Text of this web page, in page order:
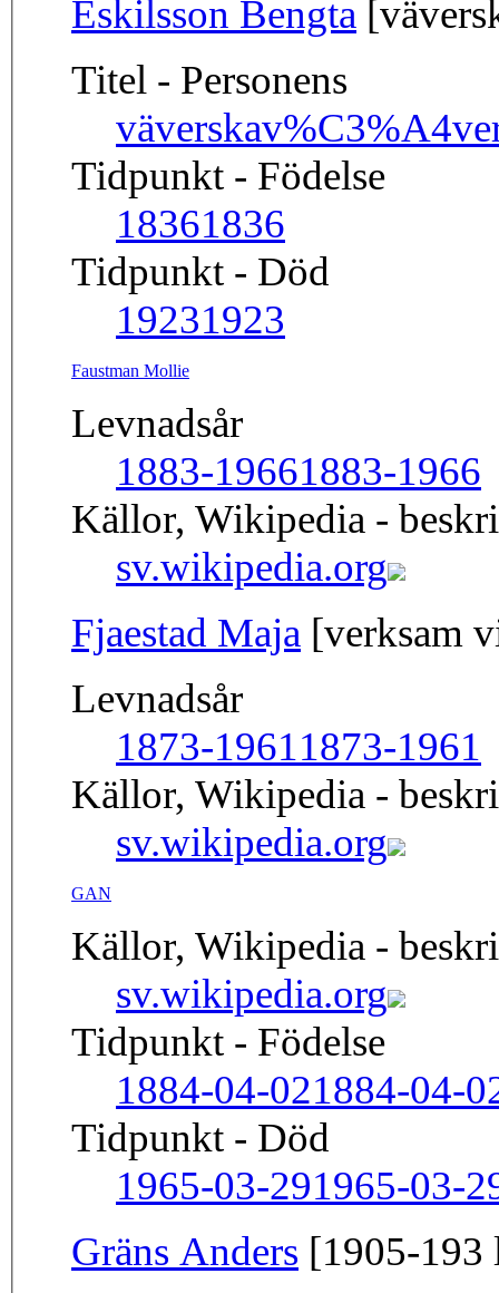
Eskilsson Bengta
Titel - Personens
väverska
Tidpunkt - Födelse
18361836
Tidpunkt - Död
19231923
Faustman Mollie
Levnadsår
1883-19661883-1966
Källor, Wikipedia -
sv.wikipedia.org
Fjaestad Maja [verksam
Levnadsår
1873-19611873-1961
Källor, Wikipedia -
sv.wikipedia.org
GAN
Källor, Wikipedia -
sv.wikipedia.org
Tidpunkt - Födelse
1884-04-021884-04-
Tidpunkt - Död
1965-03-291965-03-
Gräns Anders [1905-193